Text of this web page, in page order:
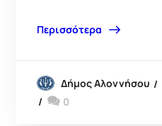
Περισσότερα
Δήμος Αλοννήσου
0